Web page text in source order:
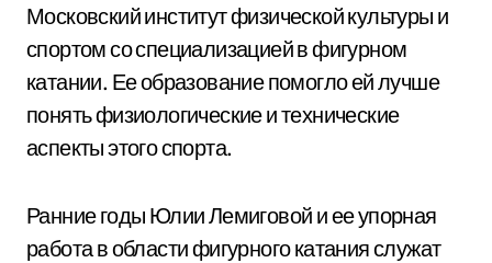
Московский институт физической культуры и
спортом со специализацией в фигурном
катании. Ее образование помогло ей лучше
понять физиологические и технические
аспекты этого спорта.
Ранние годы Юлии Лемиговой и ее упорная
работа в области фигурного катания служат